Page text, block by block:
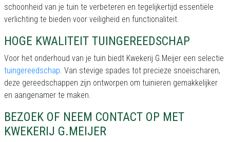
schoonheid van je tuin te verbeteren en tegelijkertijd essentiële
verlichting te bieden voor veiligheid en functionaliteit.
HOGE KWALITEIT TUINGEREEDSCHAP
Voor het onderhoud van je tuin biedt Kwekerij G.Meijer een selectie
tuingereedschap. Van stevige spades tot precieze snoeischaren,
deze gereedschappen zijn ontworpen om tuinieren gemakkelijker
en aangenamer te maken.
BEZOEK OF NEEM CONTACT OP MET
KWEKERIJ G.MEIJER